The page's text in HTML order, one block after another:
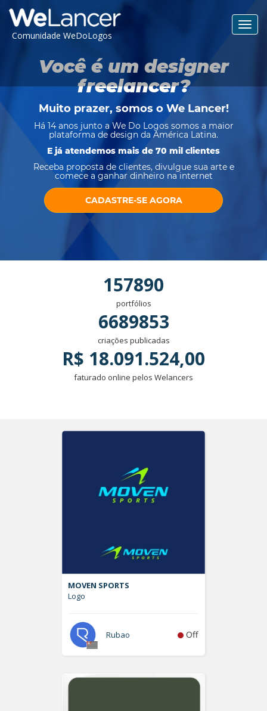
Comunidade WeDoLogos
Você é um designer
freelancer?
Muito prazer, somos o We Lancer!
Há 14 anos junto a We Do Logos somos a maior
plataforma de design da América Latina.
E já atendemos mais de 70 mil clientes
Receba proposta de clientes, divulgue sua arte e
comece a ganhar dinheiro na internet
CADASTRE-SE AGORA
157890
portfólios
6689853
criações publicadas
R$ 18.091.524,00
faturado online pelos Welancers
MOVEN SPORTS
Logo
Rubao Off